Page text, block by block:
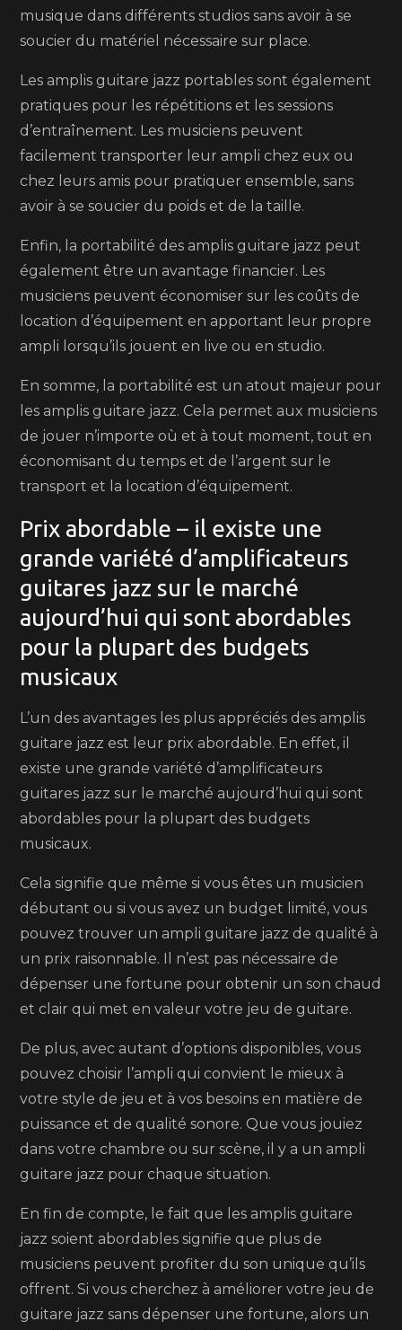
musique dans différents studios sans avoir à se
soucier du matériel nécessaire sur place.
Les amplis guitare jazz portables sont également
pratiques pour les répétitions et les sessions
d’entraînement. Les musiciens peuvent
facilement transporter leur ampli chez eux ou
chez leurs amis pour pratiquer ensemble, sans
avoir à se soucier du poids et de la taille.
Enfin, la portabilité des amplis guitare jazz peut
également être un avantage financier. Les
musiciens peuvent économiser sur les coûts de
location d’équipement en apportant leur propre
ampli lorsqu’ils jouent en live ou en studio.
En somme, la portabilité est un atout majeur pour
les amplis guitare jazz. Cela permet aux musiciens
de jouer n’importe où et à tout moment, tout en
économisant du temps et de l’argent sur le
transport et la location d’équipement.
Prix abordable – il existe une
grande variété d’amplificateurs
guitares jazz sur le marché
aujourd’hui qui sont abordables
pour la plupart des budgets
musicaux
L’un des avantages les plus appréciés des amplis
guitare jazz est leur prix abordable. En effet, il
existe une grande variété d’amplificateurs
guitares jazz sur le marché aujourd’hui qui sont
abordables pour la plupart des budgets
musicaux.
Cela signifie que même si vous êtes un musicien
débutant ou si vous avez un budget limité, vous
pouvez trouver un ampli guitare jazz de qualité à
un prix raisonnable. Il n’est pas nécessaire de
dépenser une fortune pour obtenir un son chaud
et clair qui met en valeur votre jeu de guitare.
De plus, avec autant d’options disponibles, vous
pouvez choisir l’ampli qui convient le mieux à
votre style de jeu et à vos besoins en matière de
puissance et de qualité sonore. Que vous jouiez
dans votre chambre ou sur scène, il y a un ampli
guitare jazz pour chaque situation.
En fin de compte, le fait que les amplis guitare
jazz soient abordables signifie que plus de
musiciens peuvent profiter du son unique qu’ils
offrent. Si vous cherchez à améliorer votre jeu de
guitare jazz sans dépenser une fortune, alors un